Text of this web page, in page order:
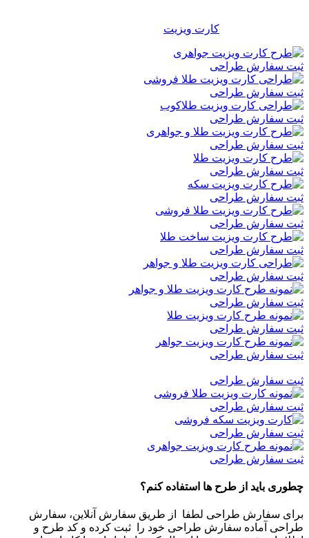
کارت ویزیت
ثبت سفارش طراحی
ثبت سفارش طراحی
ثبت سفارش طراحی
ثبت سفارش طراحی
ثبت سفارش طراحی
ثبت سفارش طراحی
ثبت سفارش طراحی
ثبت سفارش طراحی
ثبت سفارش طراحی
ثبت سفارش طراحی
ثبت سفارش طراحی
ثبت سفارش طراحی
ثبت سفارش طراحی
ثبت سفارش طراحی
ثبت سفارش طراحی
ثبت سفارش طراحی
چطوری باید از طرح ها استفاده کنم؟
برای سفارش طراحی لطفا از طریق سفارش آنلاین، سفارش
طراحی آماده سفارش طراحی خود را ثبت کرده و کد طرح و